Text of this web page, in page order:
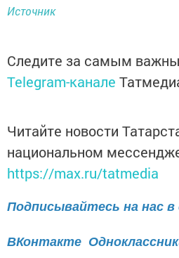
Источник
Следите за самым
Telegram-канале
Читайте новости
национальном
https://max.ru/tatmedia
Подписывайтесь на нас в
ВКонтакте